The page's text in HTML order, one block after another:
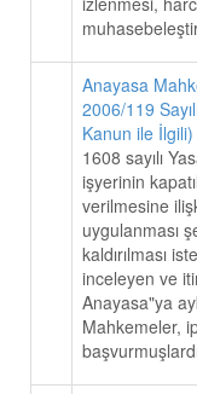
Anayasa
2006/119
Kanun ile İlgili)
1608 sayılı
işyerinin
verilmesine
uygulanması
kaldırılması
inceleyen ve
Anayasa"ya
Mahkemeler,